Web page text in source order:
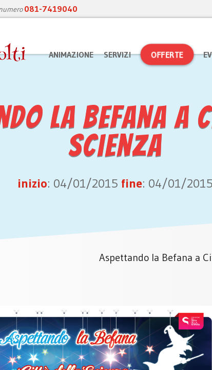
081-7419040
ANIMAZIONE SERVIZI OFFERTE
la Befana a
Scienza
inizio: 04/01/2015 fine: 04/01/2015
Aspettando la Befana a